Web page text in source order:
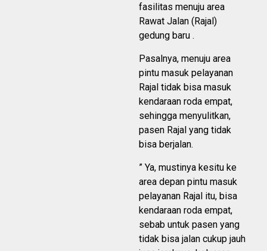
fasilitas menuju area
Rawat Jalan (Rajal)
gedung baru .
Pasalnya, menuju area
pintu masuk pelayanan
Rajal tidak bisa masuk
kendaraan roda empat,
sehingga menyulitkan,
pasen Rajal yang tidak
bisa berjalan.
” Ya, mustinya kesitu ke
area depan pintu masuk
pelayanan Rajal itu, bisa
kendaraan roda empat,
sebab untuk pasen yang
tidak bisa jalan cukup jauh